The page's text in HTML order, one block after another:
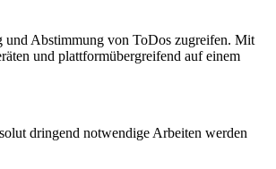
und Abstimmung von ToDos zugreifen. Mit
und plattformübergreifend auf einem
dringend notwendige Arbeiten werden